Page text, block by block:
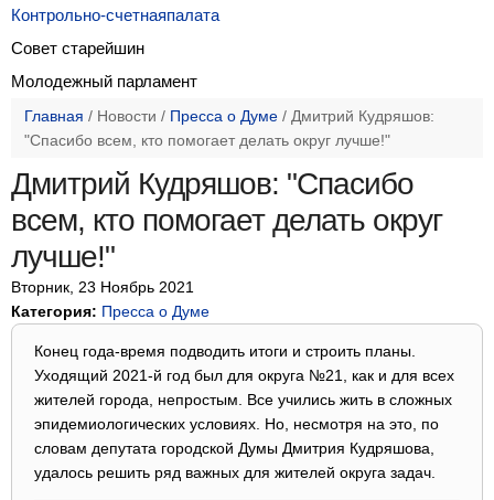
Контрольно-счетнаяпалата
Совет старейшин
Молодежный парламент
Главная / Новости / Пресса о Думе / Дмитрий Кудряшов:
"Спасибо всем, кто помогает делать округ лучше!"
Дмитрий Кудряшов: "Спасибо
всем, кто помогает делать округ
лучше!"
Вторник, 23 Ноябрь 2021
Категория: Пресса о Думе
Конец года-время подводить итоги и строить планы.
Уходящий 2021-й год был для округа №21, как и для всех
жителей города, непростым. Все учились жить в сложных
эпидемиологических условиях. Но, несмотря на это, по
словам депутата городской Думы Дмитрия Кудряшова,
удалось решить ряд важных для жителей округа задач.